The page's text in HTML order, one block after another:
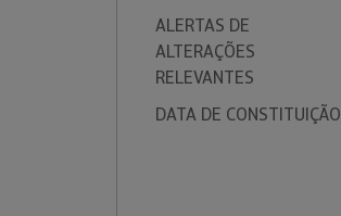
ALERTAS DE
ALTERAÇÕES
RELEVANTES
DATA DE CONSTITUIÇÃO